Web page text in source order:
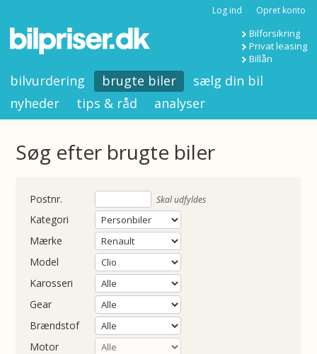
Log ind Opret konto
Bilforsikring
Privat leasing
Billån
bilvurdering brugte biler
sælg din bil
nyheder
tips & råd analyser
Søg efter brugte biler
Skal udfyldes
Kategori
Mærke
Model
Karosseri
Gear
Brændstof
Motor